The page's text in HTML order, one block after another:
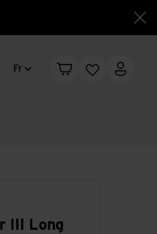
Changement de langue
Fr
PanierListe Mon
III Long